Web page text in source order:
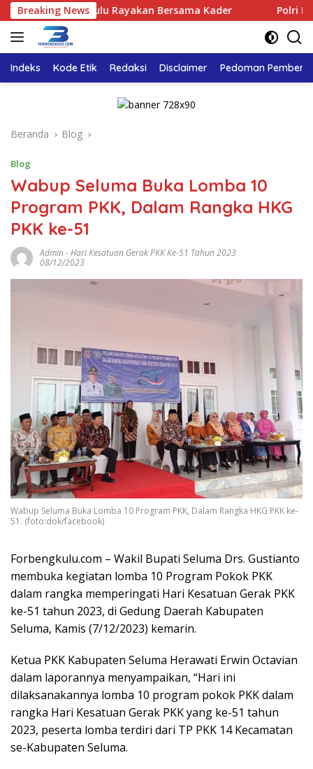
Langsung
ke
konten
Breaking News
Bengkulu Rayakan Bersama Kader Polri Pastikan
Indeks Kode Etik Redaksi Disclaimer Pedoman
Beranda Blog
Blog
Wabup Seluma Buka Lomba 10
Program PKK, Dalam Rangka HKG
PKK ke-51
Admin-Hari Kesatuan Gerak PKK Ke-51 Tahun 2023
08/12/2023
Wabup Seluma Buka Lomba 10 Program PKK, Dalam Rangka HKG PKK ke-
51. (foto:dok/facebook)
Forbengkulu.com – Wakil Bupati Seluma Drs. Gustianto
membuka kegiatan lomba 10 Program Pokok PKK
dalam rangka memperingati Hari Kesatuan Gerak PKK
ke-51 tahun 2023, di Gedung Daerah Kabupaten
Seluma, Kamis (7/12/2023) kemarin.
Ketua PKK Kabupaten Seluma Herawati Erwin Octavian
dalam laporannya menyampaikan, “Hari ini
dilaksanakannya lomba 10 program pokok PKK dalam
rangka Hari Kesatuan Gerak PKK yang ke-51 tahun
2023, peserta lomba terdiri dari TP PKK 14 Kecamatan
se-Kabupaten Seluma.